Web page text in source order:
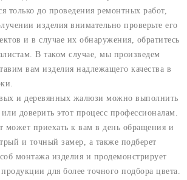
только до проведения ремонтных работ,
изделия внимательно проверьте его
и в случае их обнаружения, обратитесь
В таком случае, мы произведем
вам изделия надлежащего качества в
и деревянных жалюзи можно выполнить
или доверить этот процесс профессионалам.
может приехать к вам в день обращения и
и точный замер, а также подберет
монтажа изделия и продемонстрирует
для более точного подбора цвета.